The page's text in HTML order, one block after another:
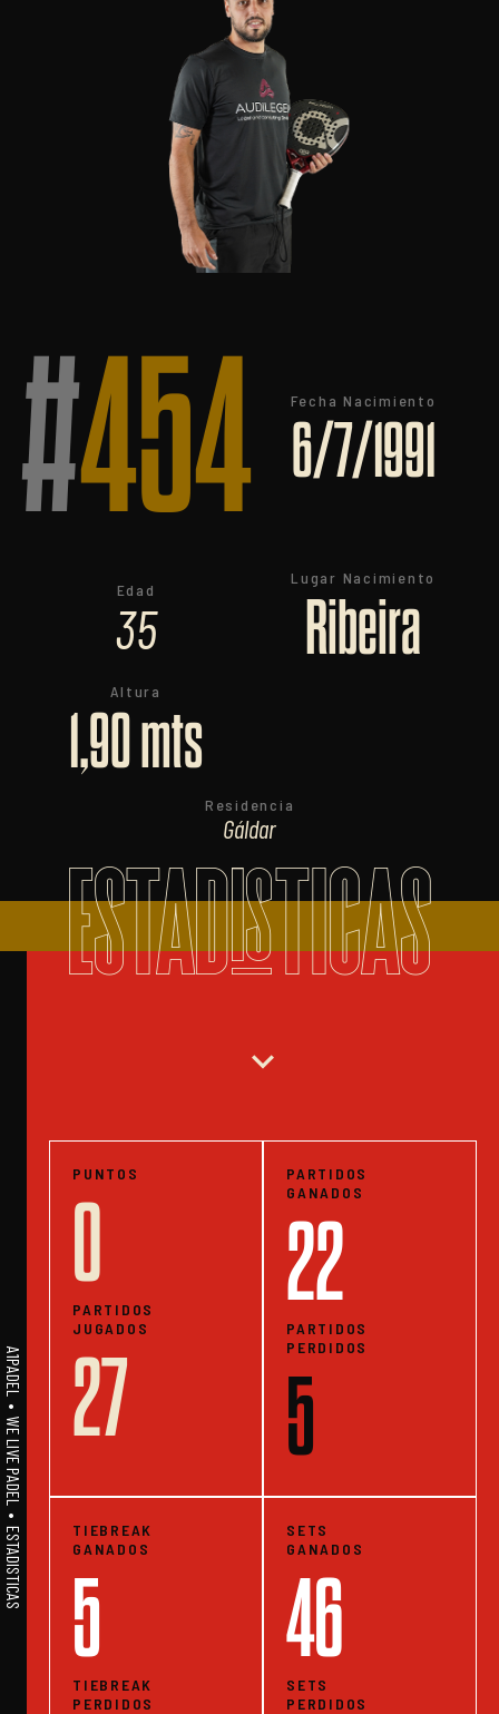
#454 Fecha Nacimiento
6/7/1991
Edad
35
Lugar Nacimiento
Ribeira
Altura
1,90 mts
Residencia
Gáldar
ESTADISTICAS
A1PADEL • WE LIVE PADEL • ESTADISTICAS
expand_more
PUNTOS
0
PARTIDOS
JUGADOS
27
PARTIDOS
GANADOS
22
PARTIDOS
PERDIDOS
5
TIEBREAK
GANADOS
5
TIEBREAK
PERDIDOS
SETS
GANADOS
46
SETS
PERDIDOS